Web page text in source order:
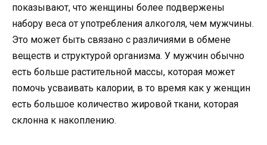
показывают, что женщины более подвержены
набору веса от употребления алкоголя, чем мужчины.
Это может быть связано с различиями в обмене
веществ и структурой организма. У мужчин обычно
есть больше растительной массы, которая может
помочь усваивать калории, в то время как у женщин
есть большое количество жировой ткани, которая
склонна к накоплению.